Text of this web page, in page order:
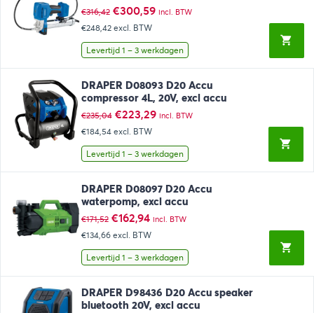
€316,42 Oorspronkelijke
prijs
was:
€316,42.
€300,59Huidige
€300,59.
incl. BTW
€248,42 excl. BTW
Levertijd 1 – 3 werkdagen
DRAPER D08093 D20 Accu
compressor 4L, 20V, excl accu
€235,04 Oorspronkelijke
prijs
was:
€235,04.
€223,29Huidige
€223,29.
incl. BTW
€184,54 excl. BTW
Levertijd 1 – 3 werkdagen
DRAPER D08097 D20 Accu
waterpomp, excl accu
€171,52 Oorspronkelijke
prijs
was:
€171,52.
€162,94Huidige
prijs
is:
€162,94.
incl. BTW
€134,66 excl. BTW
Levertijd 1 – 3 werkdagen
DRAPER D98436 D20 Accu speaker
bluetooth 20V, excl accu